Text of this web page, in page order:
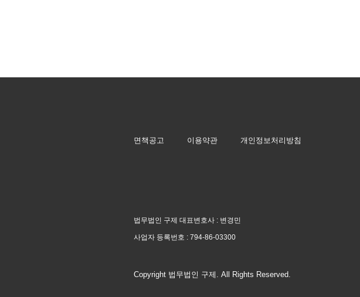
면책공고 이용약관 개인정보처리방침
법무법인 구제 대표변호사 : 변경민
사업자 등록번호 :794-86-03300
Copyright 법무법인 구제. All Rights Reserved.